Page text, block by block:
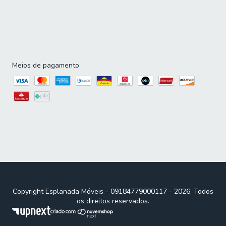
Meios de pagamento
Copyright Esplanada Móveis - 09184779000117 - 2026. Todos
os direitos reservados.